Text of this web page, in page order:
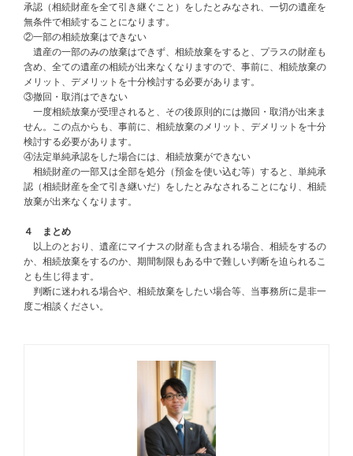
承認（相続財産を全て引き継ぐこと）をしたとみなされ、一切の遺産を
無条件で相続することになります。
②一部の相続放棄はできない
遺産の一部のみの放棄はできず、相続放棄をすると、プラスの財産も
含め、全ての遺産の相続が出来なくなりますので、事前に、相続放棄の
メリット、デメリットを十分検討する必要があります。
③撤回・取消はできない
一度相続放棄が受理されると、その後原則的には撤回・取消が出来ま
せん。この点からも、事前に、相続放棄のメリット、デメリットを十分
検討する必要があります。
④法定単純承認をした場合には、相続放棄ができない
相続財産の一部又は全部を処分（預金を使い込む等）すると、単純承
認（相続財産を全て引き継いだ）をしたとみなされることになり、相続
放棄が出来なくなります。
４ まとめ
以上のとおり、遺産にマイナスの財産も含まれる場合、相続をするの
か、相続放棄をするのか、期間制限もある中で難しい判断を迫られるこ
とも生じ得ます。
判断に迷われる場合や、相続放棄をしたい場合等、当事務所に是非一
度ご相談ください。